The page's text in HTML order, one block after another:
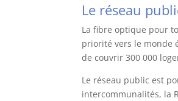
Le réseau
La fibre optique pour
priorité vers le monde
de couvrir 300 000
Le réseau public est
intercommunalités, la